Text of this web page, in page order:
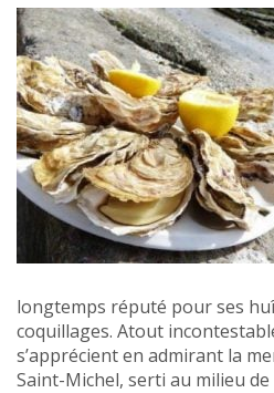
longtemps réputé pour ses
coquillages. Atout
s’apprécient en admirant la
Saint-Michel, serti au milieu de